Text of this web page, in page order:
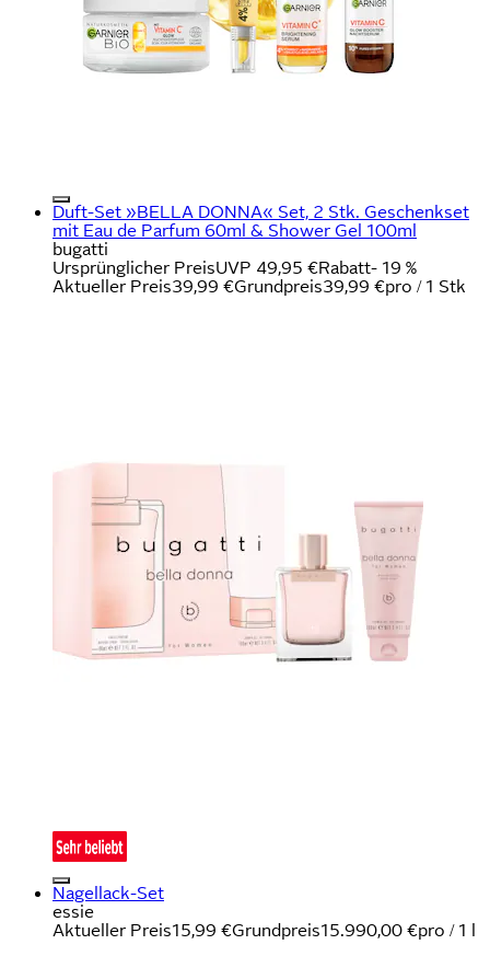
Duft-Set »BELLA DONNA« Set, 2 Stk. Geschenkset
mit Eau de Parfum 60ml & Shower Gel 100ml
bugatti
Ursprünglicher PreisUVP 49,95 €Rabatt- 19 %
Aktueller Preis39,99 €Grundpreis39,99 €pro / 1 Stk
Nagellack-Set
essie
Aktueller Preis15,99 €Grundpreis15.990,00 €pro / 1 l